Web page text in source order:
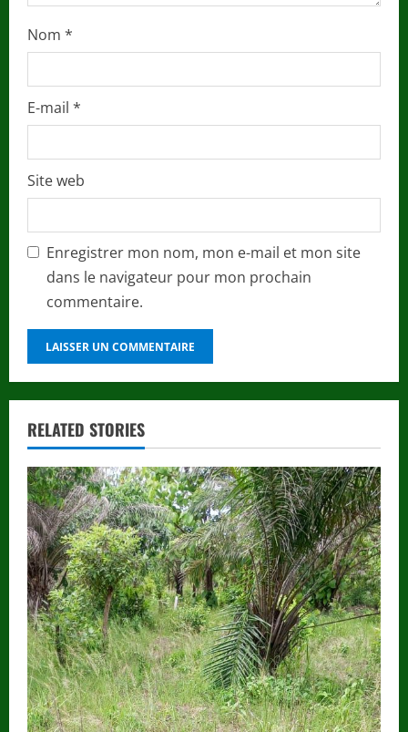
Nom *
E-mail *
Site web
Enregistrer mon nom, mon e-mail et mon site
dans le navigateur pour mon prochain
commentaire.
RELATED STORIES